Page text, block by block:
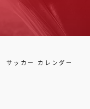
サッカー カレンダー